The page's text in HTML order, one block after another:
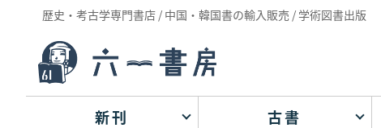
歴史・考古学専門書店 / 中国・韓国書の輸入販売 / 学術図書出版
新刊 古書